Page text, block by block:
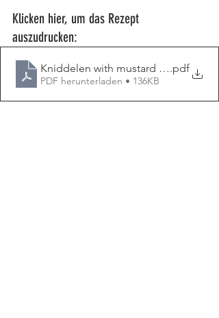
Klicken hier, um das Rezept
auszudrucken:
Kniddelen with mustard sauce
.pdf
PDF herunterladen • 136KB